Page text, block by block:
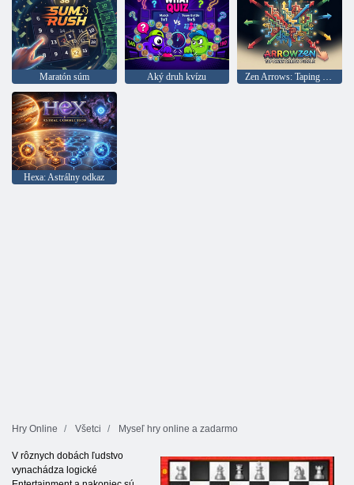
Maratón súm Aký druh kvízu Zen Arrows: Taping Puzzle
Hexa: Astrálny odkaz
Hry Online Všetci Myseľ hry online a zadarmo
V rôznych dobách ľudstvo
vynachádza logické